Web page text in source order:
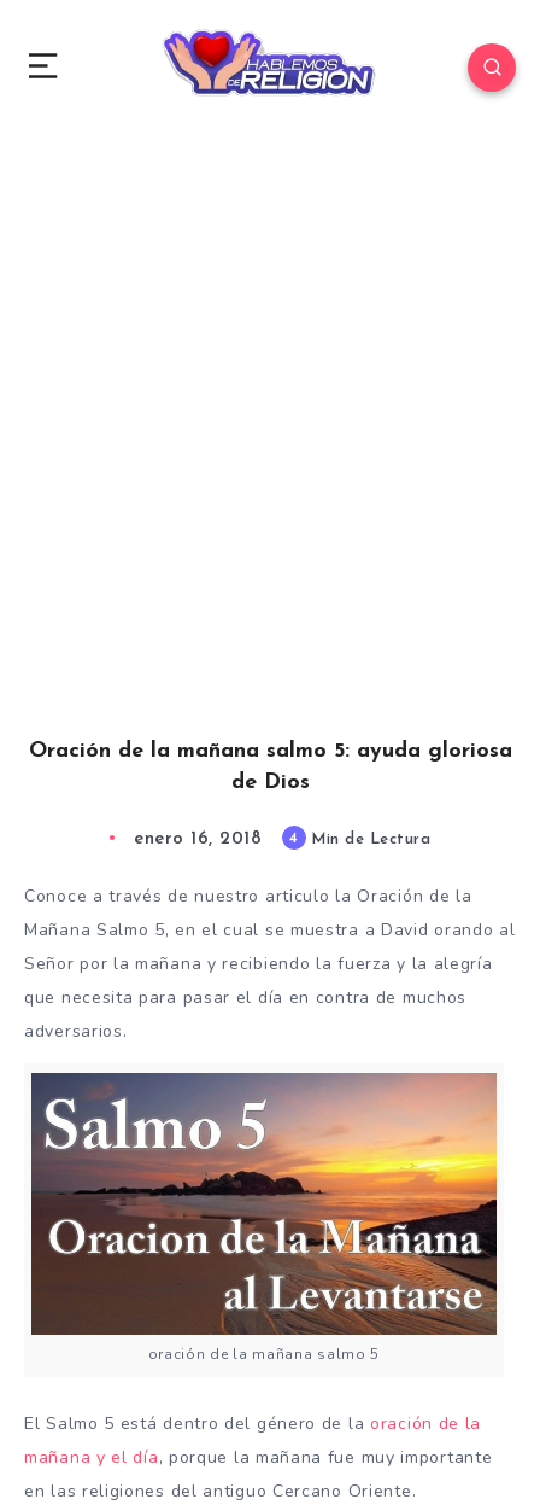
Oración de la mañana salmo 5: ayuda gloriosa
de Dios
enero 16, 2018 4 Min de Lectura
Conoce a través de nuestro articulo la Oración de la
Mañana Salmo 5, en el cual se muestra a David orando al
Señor por la mañana y recibiendo la fuerza y ​​la alegría
que necesita para pasar el día en contra de muchos
adversarios.
oración de la mañana salmo 5
El Salmo 5 está dentro del género de la oración de la
mañana y el día, porque la mañana fue muy importante
en las religiones del antiguo Cercano Oriente.